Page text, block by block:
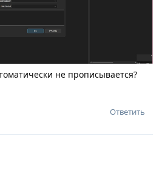
не прописывается?
Ответить